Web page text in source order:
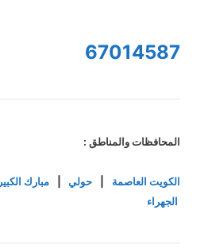
67014587
المحافظات والمناطق :
الكويت العاصمة حولي|مبارك الكبير
الجهراء